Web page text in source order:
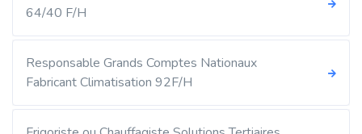
64/40 F/H
Responsable Grands Comptes Nationaux
Fabricant Climatisation 92F/H